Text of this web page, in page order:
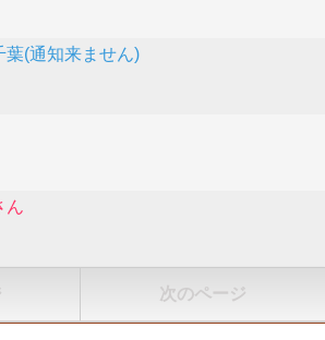
葉(通知来ません)
ん
次のページ